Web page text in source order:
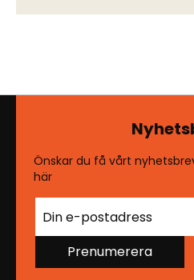
Önskar du få vårt
här
Prenumerera